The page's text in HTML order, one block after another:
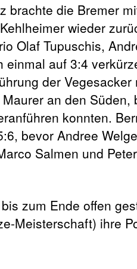
brachte die Bremer
wieder
Olaf Tupuschis,
auf 3:4
der
an den Süden,
konnten.
bevor Andree
Salmen und
zum Ende offen
Meisterschaft) ihre